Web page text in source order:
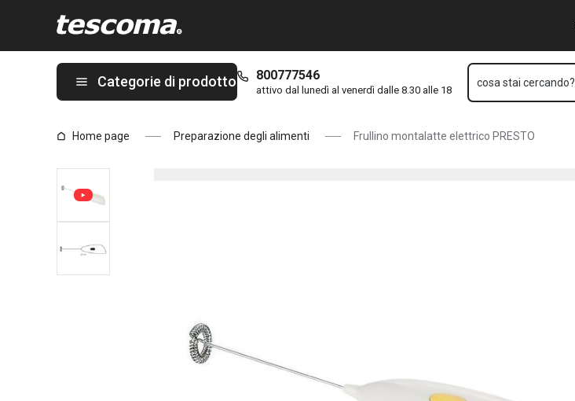
Categorie di prodotto 800777546
attivo dal lunedì al venerdì dalle 8.30 alle 18
cosa stai cercando?
Home page Preparazione degli alimenti Frullino montalatte elettrico PRESTO